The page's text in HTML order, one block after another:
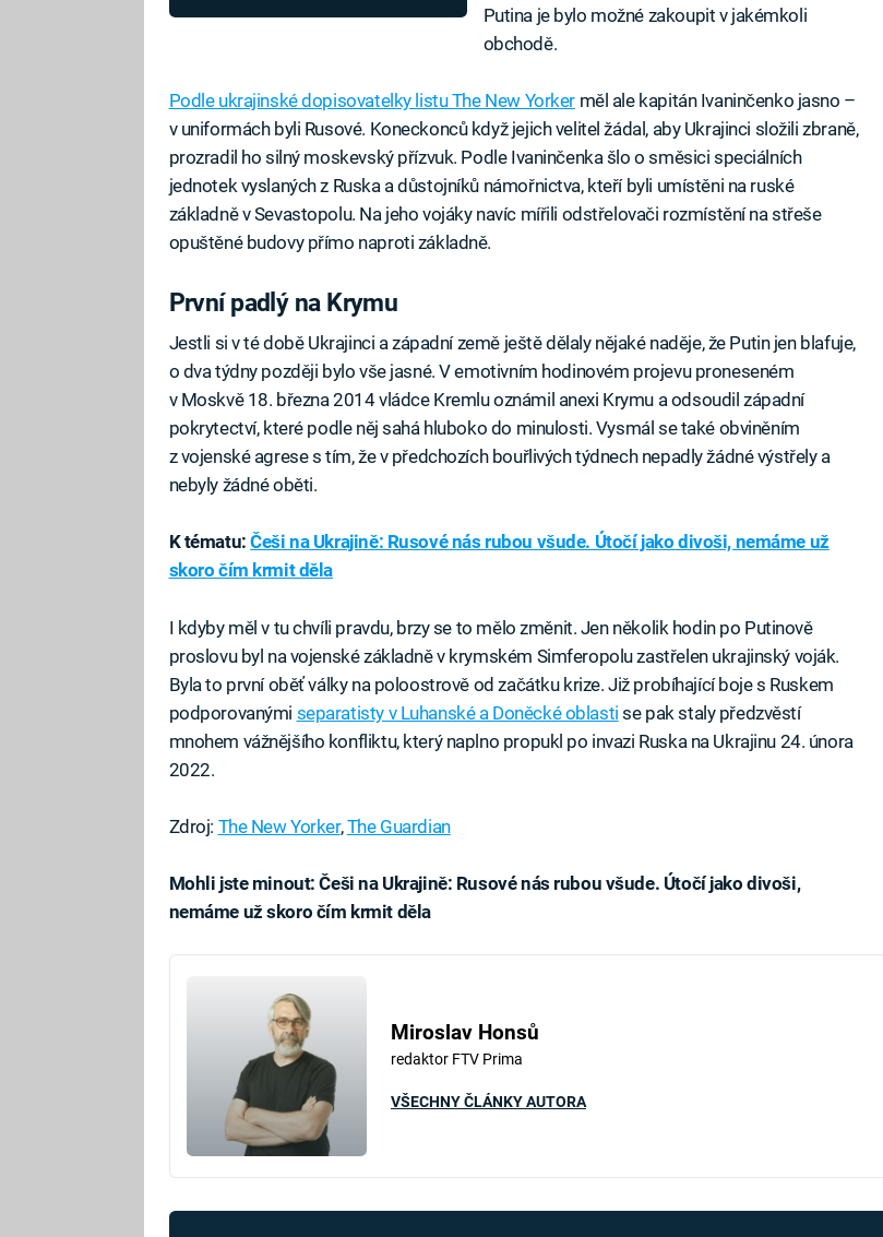
Putina je bylo možné zakoupit v jakémkoli
obchodě.
Podle ukrajinské dopisovatelky listu The New Yorkerměl ale kapitán Ivaninčenko jasno –
v uniformách byli Rusové. Koneckonců když jejich velitel žádal, aby Ukrajinci složili zbraně,
prozradil ho silný moskevský přízvuk. Podle Ivaninčenka šlo o směsici speciálních
jednotek vyslaných z Ruska a důstojníků námořnictva, kteří byli umístěni na ruské
základně v Sevastopolu. Na jeho vojáky navíc mířili odstřelovači rozmístění na střeše
opuštěné budovy přímo naproti základně.
První padlý na Krymu
Jestli si v té době Ukrajinci a západní země ještě dělaly nějaké naděje, že Putin jen blafuje,
o dva týdny později bylo vše jasné. V emotivním hodinovém projevu proneseném
v Moskvě 18. března 2014 vládce Kremlu oznámil anexi Krymu a odsoudil západní
pokrytectví, které podle něj sahá hluboko do minulosti. Vysmál se také obviněním
z vojenské agrese s tím, že v předchozích bouřlivých týdnech nepadly žádné výstřely a
nebyly žádné oběti.
K tématu:Češi na Ukrajině: Rusové nás rubou všude. Útočí jako divoši, nemáme už
skoro čím krmit děla
I kdyby měl v tu chvíli pravdu, brzy se to mělo změnit. Jen několik hodin po Putinově
proslovu byl na vojenské základně v krymském Simferopolu zastřelen ukrajinský voják.
Byla to první oběť války na poloostrově od začátku krize. Již probíhající boje s Ruskem
podporovanými separatisty v Luhanské a Doněcké oblasti se pak staly předzvěstí
mnohem vážnějšího konfliktu, který naplno propukl po invazi Ruska na Ukrajinu 24. února
2022.
Zdroj: The New Yorker,The Guardian
Mohli jste minout: Češi na Ukrajině: Rusové nás rubou všude. Útočí jako divoši,
nemáme už skoro čím krmit děla
Miroslav Honsů
redaktor FTV Prima
VŠECHNY ČLÁNKY AUTORA